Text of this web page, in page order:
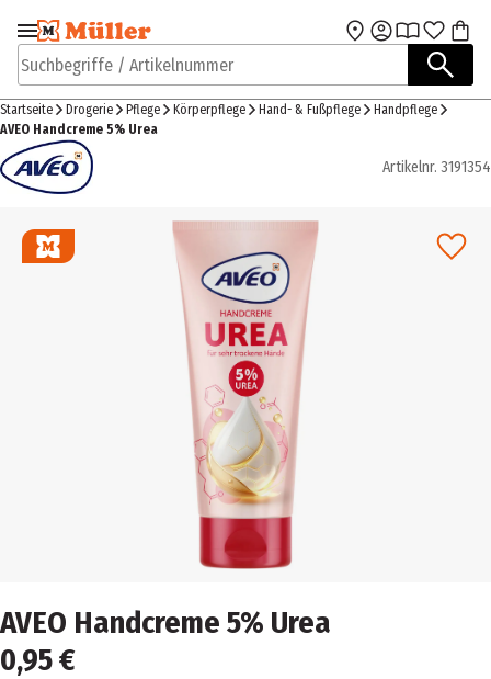
Zur Navigation
springen
Zum Hauptinhalt
Suchbegriffe / Artikelnummer
Startseite Drogerie Pflege Körperpflege Hand- & Fußpflege
Handpflege
AVEO Handcreme 5% Urea
Artikelnr. 3191354
AVEO Handcreme 5% Urea
0,95 €